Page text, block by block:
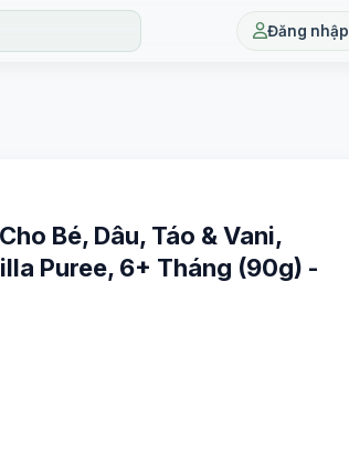
Đăng nhập
Bé, Dâu, Táo & Vani,
Puree, 6+ Tháng (90g) -